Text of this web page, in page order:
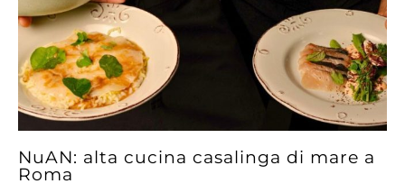
NuAN: alta cucina casalinga di mare a
Roma